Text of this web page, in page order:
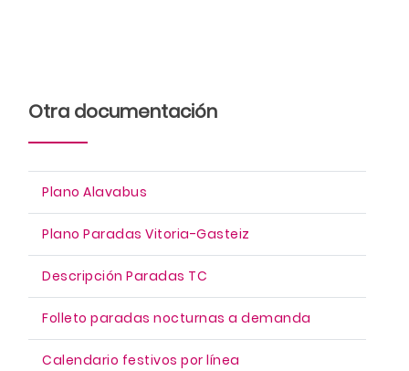
Otra documentación
Plano Alavabus
Plano Paradas Vitoria-Gasteiz
Descripción Paradas TC
Folleto paradas nocturnas a demanda
Calendario festivos por línea